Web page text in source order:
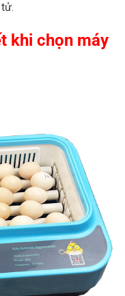
khi chọn máy